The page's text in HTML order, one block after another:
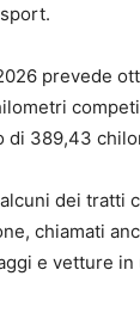
prevede
di 389,43
dei tratti
chiamati
e vetture in